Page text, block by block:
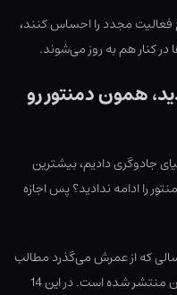
فعالیت مجدد را احساس کنند،
در کنار هم به روز می‌شوند.
همون دمنتور رو
جادوگری دادیم، بیشترین
را ادامه ندادید؟ پس اجازه
وب‌سایت پرسابقه‌ای است و طی 14 سالی که از عمرش می‌گذرد مطالب
فراوانی از جمله خبر، مقاله، داستان و… در آن منتشر شده است. در این 14